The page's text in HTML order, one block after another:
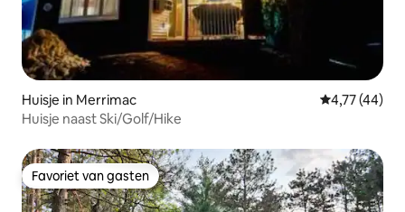
Huisje in Merrimac Gemiddelde
4,77 (44)
Huisje naast Ski/Golf/Hike
Favoriet van gasten
Favoriet van gasten